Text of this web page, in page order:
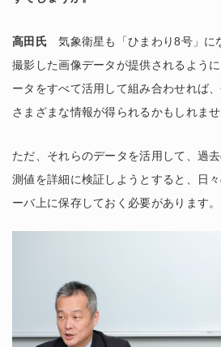
高田氏気象衛星も「ひまわり8号」に
撮影した画像データが提供されるよう
ータをすべて活用して組み合わせれば
さまざまな情報が得られるかもしれませ
ただ、それらのデータを活用して、過
測値を詳細に検証しようとすると、日
ーバ上に保存しておく必要があります。